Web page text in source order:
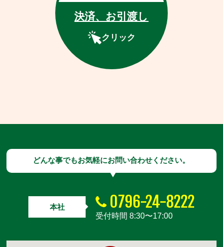
決済、お引渡し
クリック
どんな事でもお気軽にお問い合わせください。
本社 0796-24-8222
受付時間 8:30〜17:00